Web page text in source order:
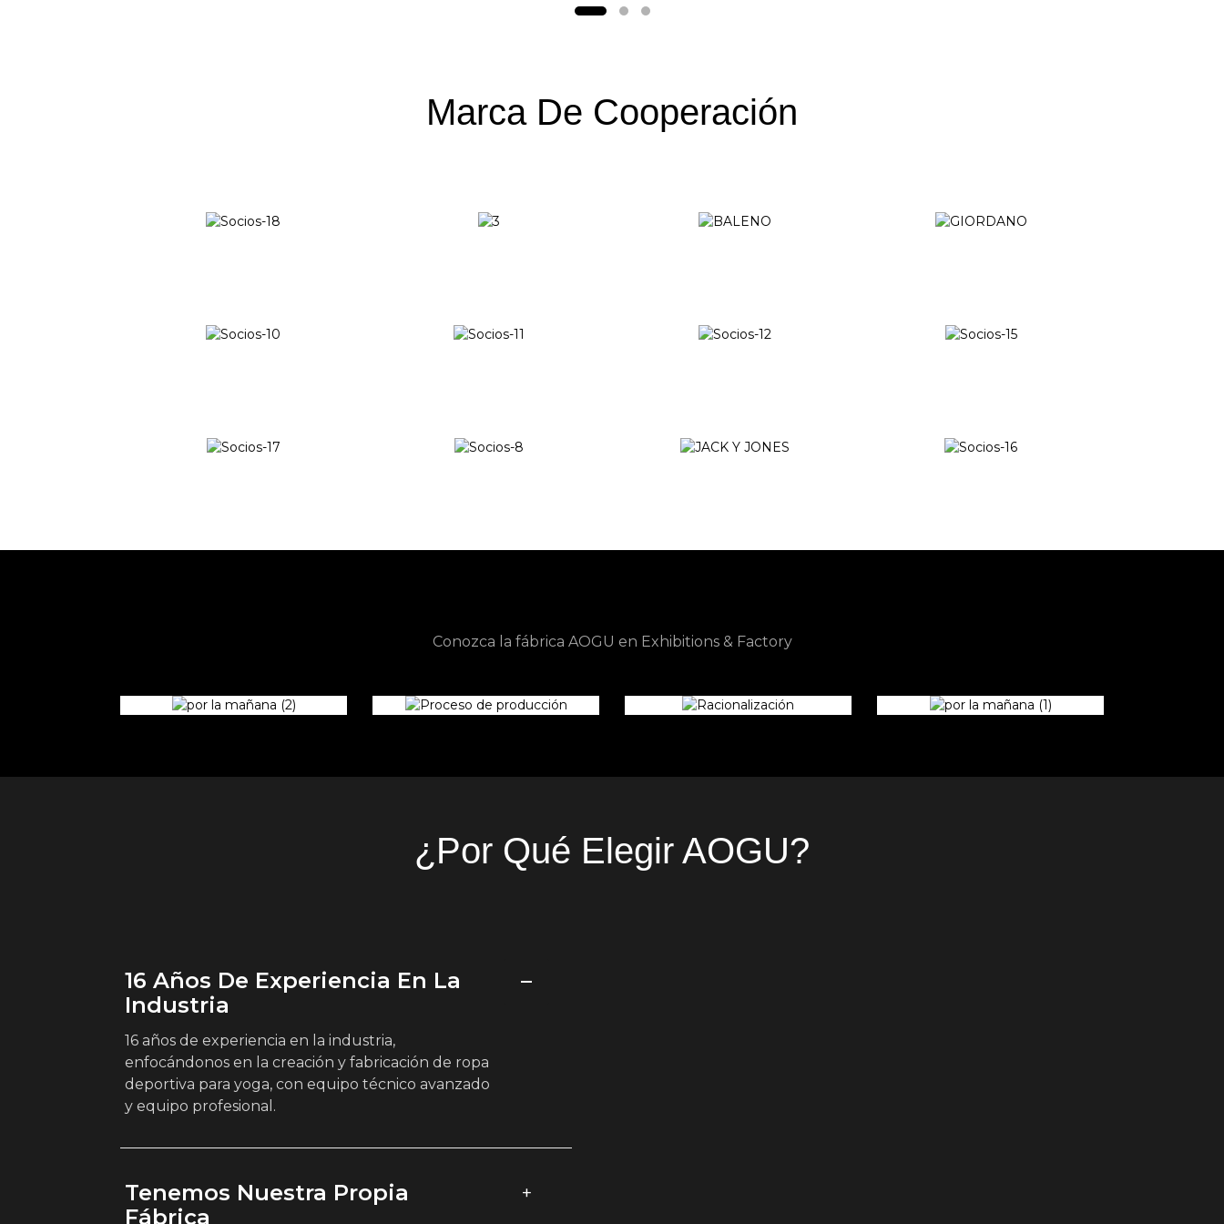
Marca De Cooperación
Conozca la fábrica AOGU en Exhibitions & Factory
¿Por Qué Elegir AOGU?
16 Años De Experiencia En La
Industria
16 años de experiencia en la industria,
enfocándonos en la creación y fabricación de ropa
deportiva para yoga, con equipo técnico avanzado
y equipo profesional.
Tenemos Nuestra Propia
Fábrica
+